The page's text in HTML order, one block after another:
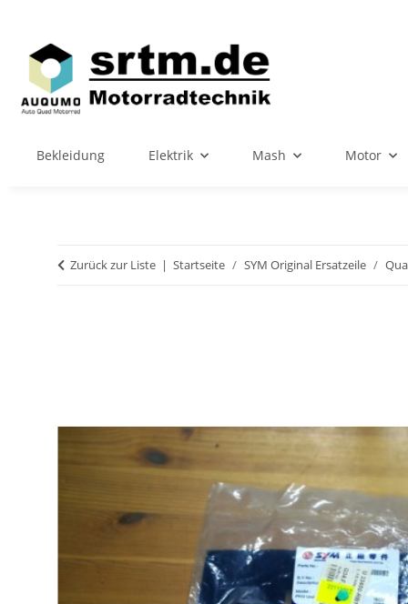
Bekleidung Elektrik Mash Motor
Zurück zur Liste Startseite SYM Original Ersatzeile